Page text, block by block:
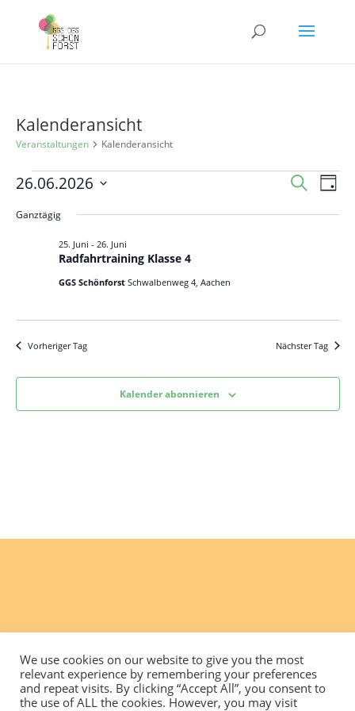
Kalenderansicht
Veranstaltungen Kalenderansicht
Veranstaltungen
26.
2026
und
Suche
Tag
26.06.2026
wählen.
Ganztägig
Radfahrtraining Klasse 4
25. Juni - 26. Juni
GGS Schönforst Schwalbenweg 4, Aachen
Vorheriger Tag Nächster Tag
Kalender abonnieren
We use cookies on our website to give you the most
relevant experience by remembering your preferences
and repeat visits. By clicking “Accept All”, you consent to
the use of ALL the cookies. However, you may visit